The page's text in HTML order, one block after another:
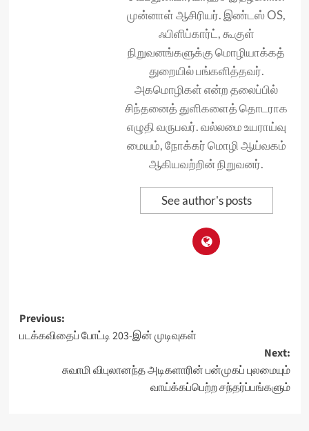
முன்னாள் ஆசிரியர். இண்டஸ் OS,
ஃபிளிப்கார்ட், கூகுள்
நிறுவனங்களுக்கு மொழியாக்கத்
துறையில் பங்களித்தவர்.
அகமொழிகள் என்ற தலைப்பில்
சிந்தனைத் துளிகளைத் தொடராக
எழுதி வருபவர். வல்லமை உயராய்வு
மையம், நோக்கர் மொழி ஆய்வகம்
ஆகியவற்றின் நிறுவனர்.
See author's posts
Post
navigation
Previous:
படக்கவிதைப் போட்டி 203-இன் முடிவுகள்
Next:
சுவாமி விபுலானந்த அடிகளாரின் பன்முகப் புலமையும்
வாய்க்கப்பெற்ற சந்தர்ப்பங்களும்